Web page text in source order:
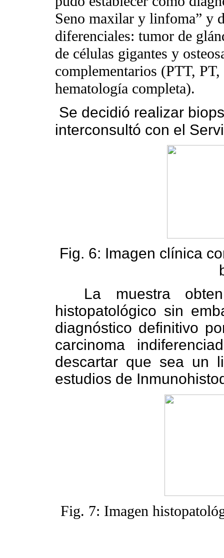
Seno maxilar y linfoma” y
diferenciales: tumor de
de células gigantes y
complementarios (PTT,
hematología completa).
Se decidió realizar
interconsultó con el
Fig. 6: Imagen clínica
La muestra
histopatológico sin
diagnóstico definitivo
carcinoma
descartar que sea un
estudios de
Fig. 7: Imagen